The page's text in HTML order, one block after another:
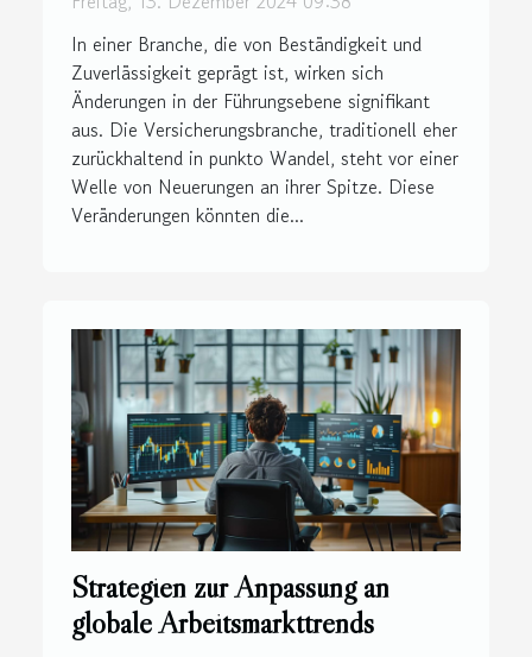
In einer Branche, die von Beständigkeit und
Zuverlässigkeit geprägt ist, wirken sich
Änderungen in der Führungsebene signifikant
aus. Die Versicherungsbranche, traditionell eher
zurückhaltend in punkto Wandel, steht vor einer
Welle von Neuerungen an ihrer Spitze. Diese
Veränderungen könnten die...
Strategien zur Anpassung an
globale Arbeitsmarkttrends